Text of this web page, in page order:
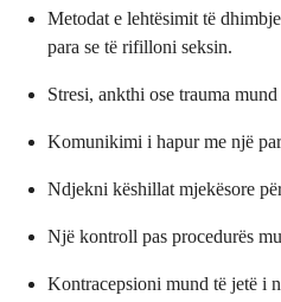
Metodat e lehtësimit të
para se të rifilloni seksin.
Stresi, ankthi ose trauma
Komunikimi i hapur me një
Ndjekni këshillat mjekësore
Një kontroll pas procedurës
Kontracepsioni mund të jetë i